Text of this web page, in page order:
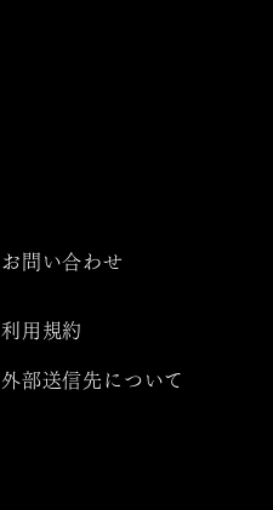
お問い合わせ
利用規約
外部送信先について